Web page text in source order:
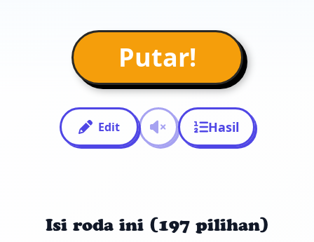
Putar!
Edit Hasil
Isi roda ini (197 pilihan)